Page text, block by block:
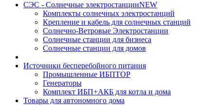
СЭС - Солнечные электростанцииNEW
Комплекты солнечных электростанций
Крепление и кабель для солнечных станций
Солнечно-Ветровые Электростанции
Солнечные станции для бизнеса
Солнечные станции для домов
Источники бесперебойного питания
Промышленные ИБПTOP
Генераторы
Комплект ИБП+АКБ для котла и дома
Товары для автономного дома